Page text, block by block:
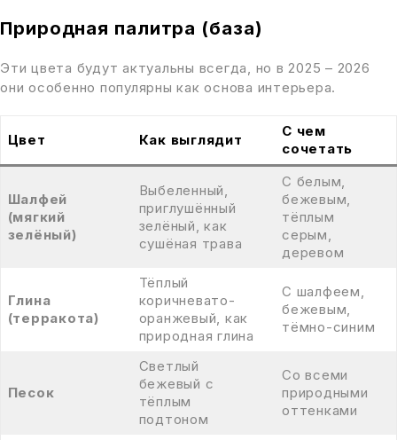
Природная палитра (база)
Эти цвета будут актуальны всегда, но в 2025 – 2026
они особенно популярны как основа интерьера.
Цвет Как выглядит
С чем
сочетать
Шалфей
(мягкий
зелёный)
Выбеленный,
приглушённый
зелёный, как
сушёная трава
С белым,
бежевым,
тёплым
серым,
деревом
Глина
(терракота)
Тёплый
коричневато-
оранжевый, как
природная глина
С шалфеем,
бежевым,
тёмно-синим
Песок
Светлый
бежевый с
тёплым
подтоном
Со всеми
природными
оттенками